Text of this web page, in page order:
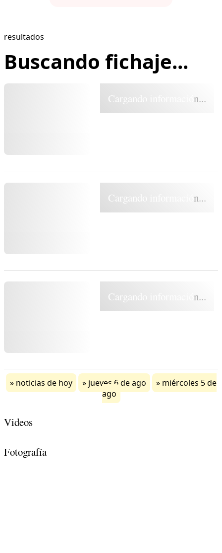
resultados
Buscando fichaje...
Cargando información...
Cargando información...
Cargando información...
noticias de hoy jueves 6 de ago
miércoles 5 de
ago
Videos
Fotografía